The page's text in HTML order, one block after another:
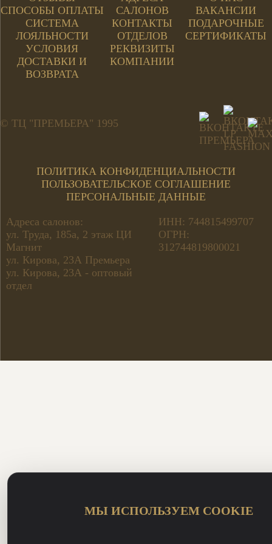
СПОСОБЫ ОПЛАТЫ
СИСТЕМА
ЛОЯЛЬНОСТИ
УСЛОВИЯ
ДОСТАВКИ И
ВОЗВРАТА
САЛОНОВ
КОНТАКТЫ
ОТДЕЛОВ
РЕКВИЗИТЫ
КОМПАНИИ
ВАКАНСИИ
ПОДАРОЧНЫЕ
СЕРТИФИКАТЫ
© ТЦ "ПРЕМЬЕРА" 1995
ПОЛИТИКА КОНФИДЕНЦИАЛЬНОСТИ
ПОЛЬЗОВАТЕЛЬСКОЕ СОГЛАШЕНИЕ
ПЕРСОНАЛЬНЫЕ ДАННЫЕ
Адреса салонов:
ул. Труда, 185а, 2 этаж ЦИ
Магнит
ул. Кирова, 23А Премьера
ул. Кирова, 23А - оптовый
отдел
ИНН: 744815499707
ОГРН:
312744819800021
МЫ ИСПОЛЬЗУЕМ COOKIE